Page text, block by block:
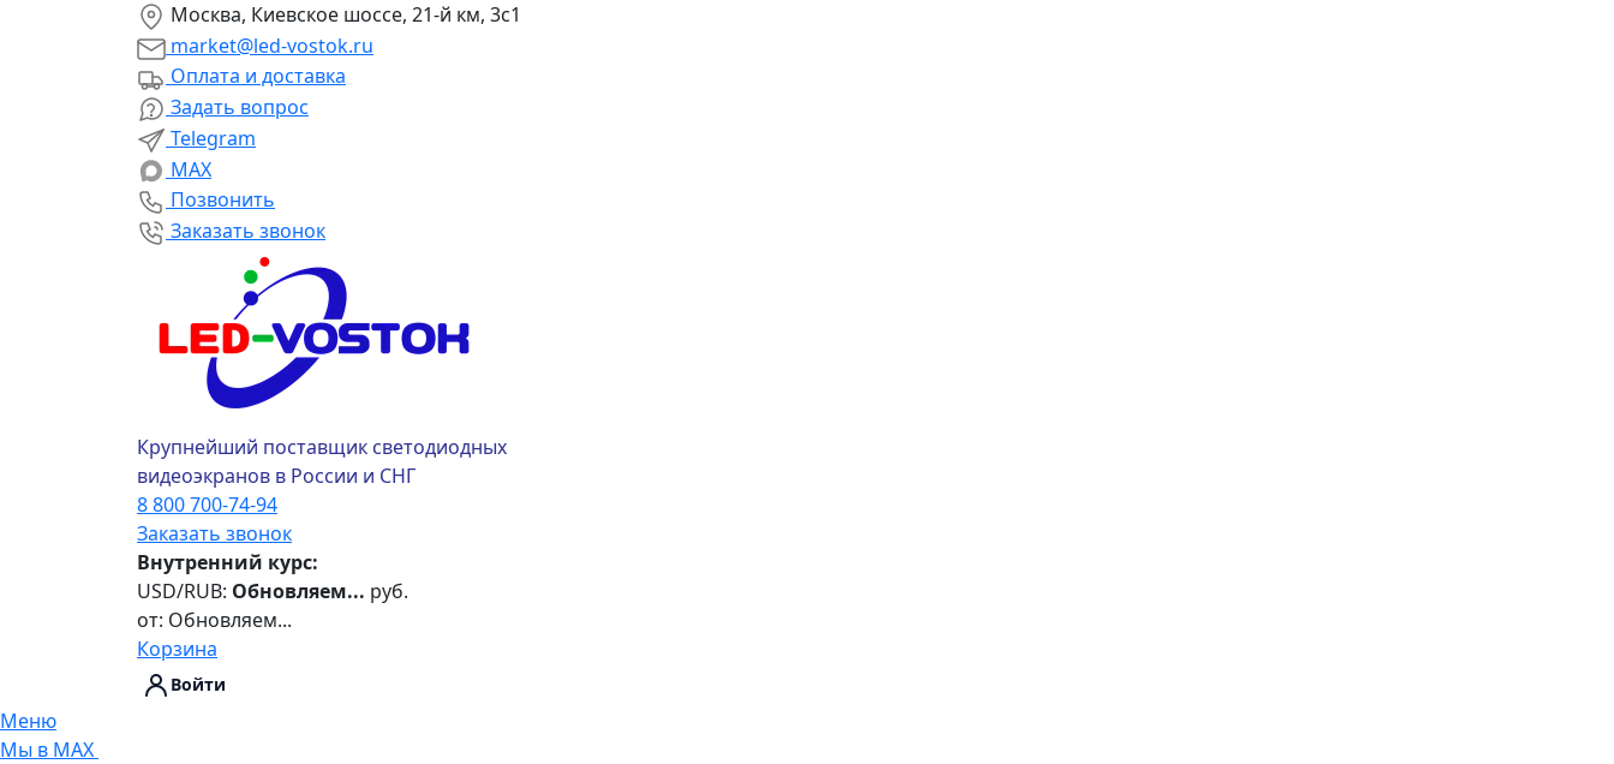
Москва, Киевское шоссе, 21-й км, 3с1
market@led-vostok.ru
Оплата и доставка
Задать вопрос
Telegram
MAX
Позвонить
Заказать звонок
Крупнейший поставщик светодиодных
видеоэкранов в России и СНГ
8 800 700-74-94
Заказать звонок
Внутренний курс:
USD/RUB: Обновляем... руб.
от: Обновляем...
Корзина
Войти
Меню
Мы в MAX